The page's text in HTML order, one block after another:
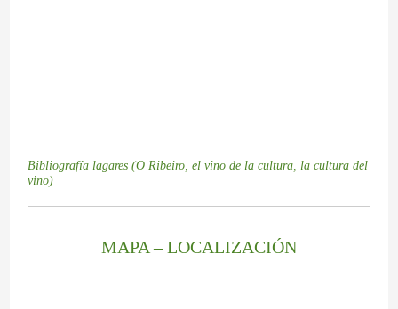
Bibliografía lagares (O Ribeiro, el vino de la cultura, la cultura del
vino)
MAPA – LOCALIZACIÓN